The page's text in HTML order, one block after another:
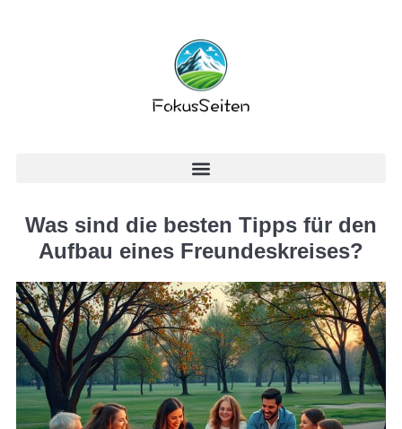
Was sind die besten Tipps für den
Aufbau eines Freundeskreises?